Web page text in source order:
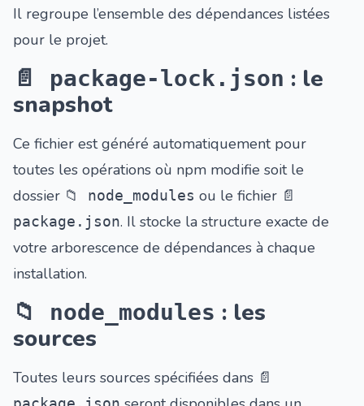
Il regroupe l’ensemble des dépendances listées
pour le projet.
📄 package-lock.json : le
snapshot
Ce fichier est généré automatiquement pour
toutes les opérations où npm modifie soit le
dossier 📁 node_modules ou le fichier 📄
package.json. Il stocke la structure exacte de
votre arborescence de dépendances à chaque
installation.
📁 node_modules : les
sources
Toutes leurs sources spécifiées dans 📄